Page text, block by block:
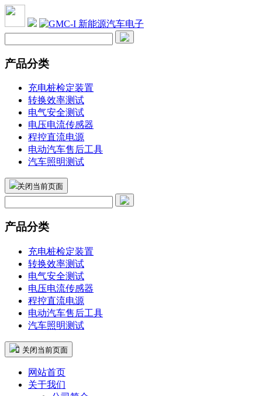
产品分类
充电桩检定装置
转换效率测试
电气安全测试
电压电流传感器
程控直流电源
电动汽车售后工具
汽车照明测试
关闭当前页面
产品分类
充电桩检定装置
转换效率测试
电气安全测试
电压电流传感器
程控直流电源
电动汽车售后工具
汽车照明测试
 关闭当前页面
网站首页
关于我们